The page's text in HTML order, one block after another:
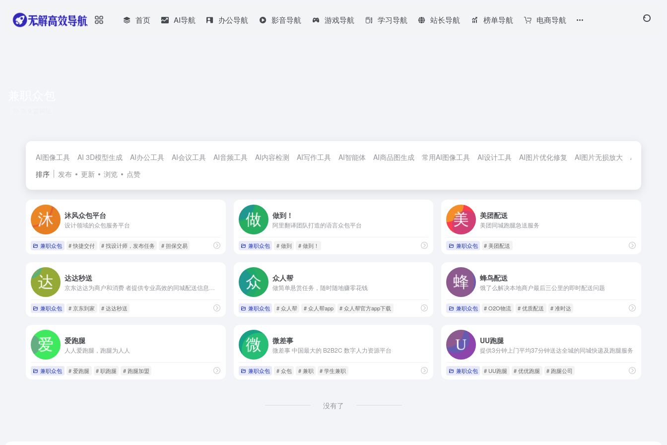
首页 AI导航 办公导航 影音导航 游戏导航 学习导航 站长导航 榜单导航 电商导航
AI图像工具 AI 3D模型生成 AI办公工具 AI会议工具 AI音频工具 AI内容检测 AI写作工具 AI智能体 AI商品图生成 常用AI图像工具 AI设计工具 AI图片优化修复 AI图片无损放大
AI图片背景
排序
发布 更新 浏览 点赞
沐风众包平台
设计领域的众包服务平台
兼职众包 # 快捷交付 # 找设计师，发布任务 # 担保交易
做到！
阿里翻译团队打造的语言众包平台
兼职众包 # 做到 # 做到！
美团配送
美团同城跑腿急送服务
兼职众包 # 美团配送
达达秒送
兼职众包 # 京东到家 # 达达秒送
众人帮
做简单悬赏任务，随时随地赚零花钱
兼职众包 # 众人帮 # 众人帮app # 众人帮官方app下载
蜂鸟配送
饿了么解决本地商户最后三公里的即时配送问题
兼职众包 # O2O物流 # 优质配送 # 准时达
爱跑腿
人人爱跑腿，跑腿为人人
兼职众包 # 爱跑腿 # 职跑腿 # 跑腿加盟
微差事
微差事 中国最大的 B2B2C 数字人力资源平台
兼职众包 # 众包 # 兼职 # 学生兼职
UU跑腿
提供3分钟上门平均37分钟送达全城的同城快递及跑腿服务
兼职众包 # UU跑腿 # 优优跑腿 # 跑腿公司
没有了